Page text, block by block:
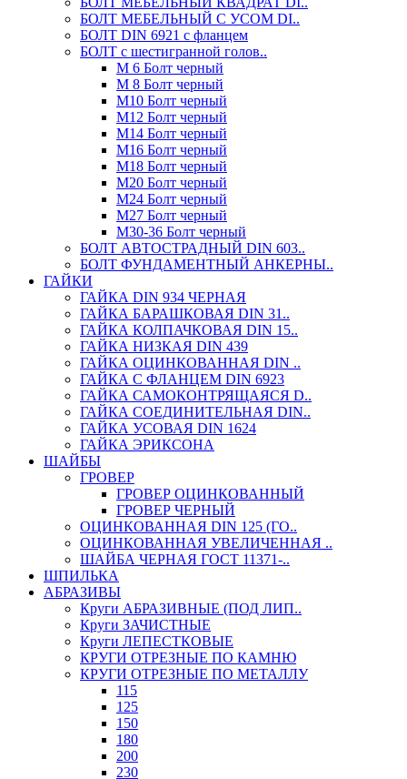
БОЛТ МЕБЕЛЬНЫЙ С УСОМ DI..
БОЛТ DIN 6921 c фланцем
БОЛТ с шестигранной голов..
М 6 Болт черный
М 8 Болт черный
М10 Болт черный
М12 Болт черный
М14 Болт черный
М16 Болт черный
М18 Болт черный
М20 Болт черный
М24 Болт черный
М27 Болт черный
М30-36 Болт черный
БОЛТ АВТОСТРАДНЫЙ DIN 603..
БОЛТ ФУНДАМЕНТНЫЙ АНКЕРНЫ..
ГАЙКИ
ГАЙКА DIN 934 ЧЕРНАЯ
ГАЙКА БАРАШКОВАЯ DIN 31..
ГАЙКА КОЛПАЧКОВАЯ DIN 15..
ГАЙКА НИЗКАЯ DIN 439
ГАЙКА ОЦИНКОВАННАЯ DIN ..
ГАЙКА С ФЛАНЦЕМ DIN 6923
ГАЙКА САМОКОНТРЯЩАЯСЯ D..
ГАЙКА СОЕДИНИТЕЛЬНАЯ DIN..
ГАЙКА УСОВАЯ DIN 1624
ГАЙКА ЭРИКСОНА
ШАЙБЫ
ГРОВЕР
ГРОВЕР ОЦИНКОВАННЫЙ
ГРОВЕР ЧЕРНЫЙ
ОЦИНКОВАННАЯ DIN 125 (ГО..
ОЦИНКОВАННАЯ УВЕЛИЧЕННАЯ ..
ШАЙБА ЧЕРНАЯ ГОСТ 11371-..
ШПИЛЬКА
АБРАЗИВЫ
Круги АБРАЗИВНЫЕ (ПОД ЛИП..
Круги ЗАЧИСТНЫЕ
Круги ЛЕПЕСТКОВЫЕ
КРУГИ ОТРЕЗНЫЕ ПО КАМНЮ
КРУГИ ОТРЕЗНЫЕ ПО МЕТАЛЛУ
115
125
150
180
200
230